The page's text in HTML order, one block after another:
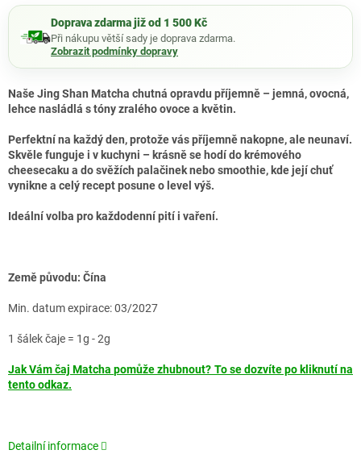
Doprava zdarma již od 1 500 Kč
Při nákupu větší sady je doprava zdarma.
Zobrazit podmínky dopravy
Naše Jing Shan Matcha chutná opravdu příjemně – jemná, ovocná,
lehce nasládlá s tóny zralého ovoce a květin.
Perfektní na každý den, protože vás příjemně nakopne, ale neunaví.
Skvěle funguje i v kuchyni – krásně se hodí do krémového
cheesecaku a do svěžích palačinek nebo smoothie, kde její chuť
vynikne a celý recept posune o level výš.
Ideální volba pro každodenní pití i vaření.
Země původu: Čína
Min. datum expirace: 03/2027
1 šálek čaje = 1g - 2g
Jak Vám čaj Matcha pomůže zhubnout? To se dozvíte po kliknutí na
tento odkaz.
Detailní informace